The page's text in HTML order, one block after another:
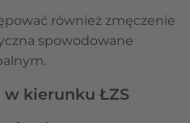
również zmęczenie
spowodowane
kierunku ŁZS